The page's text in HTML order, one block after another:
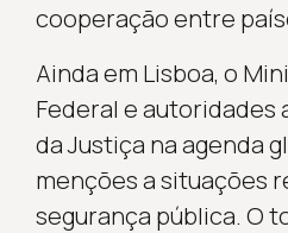
cooperação entre
Ainda em Lisboa, o
Federal e autoridades
da Justiça na agenda
menções a situações
segurança pública. O